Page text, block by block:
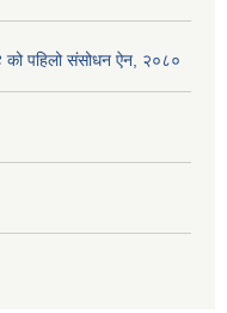
को पहिलो संसोधन ऐन, २०८०